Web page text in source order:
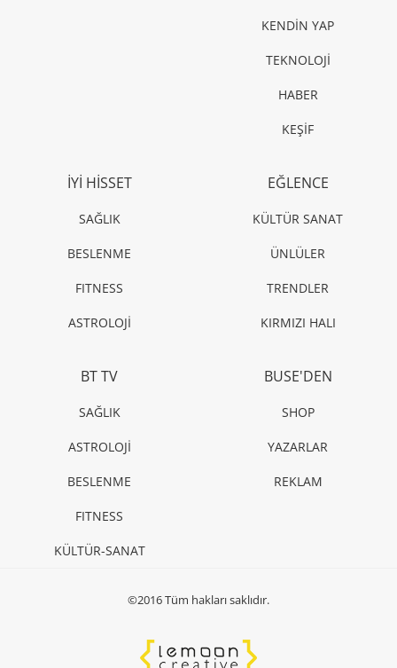
KENDİN YAP
TEKNOLOJİ
HABER
KEŞİF
İYİ HİSSET
SAĞLIK
BESLENME
FITNESS
ASTROLOJİ
EĞLENCE
KÜLTÜR SANAT
ÜNLÜLER
TRENDLER
KIRMIZI HALI
BT TV
SAĞLIK
ASTROLOJİ
BESLENME
FITNESS
KÜLTÜR-SANAT
BUSE'DEN
SHOP
YAZARLAR
REKLAM
©2016 Tüm hakları saklıdır.